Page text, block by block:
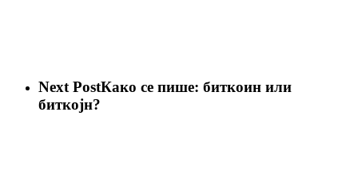
Next PostКако се пише: биткоин или
биткојн?